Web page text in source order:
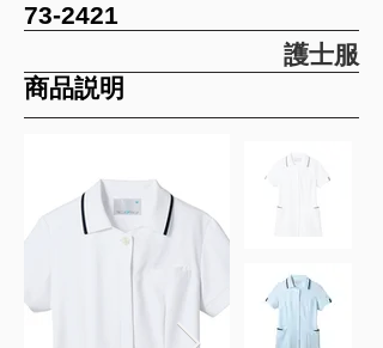
73-2421
護士服
​商品説明